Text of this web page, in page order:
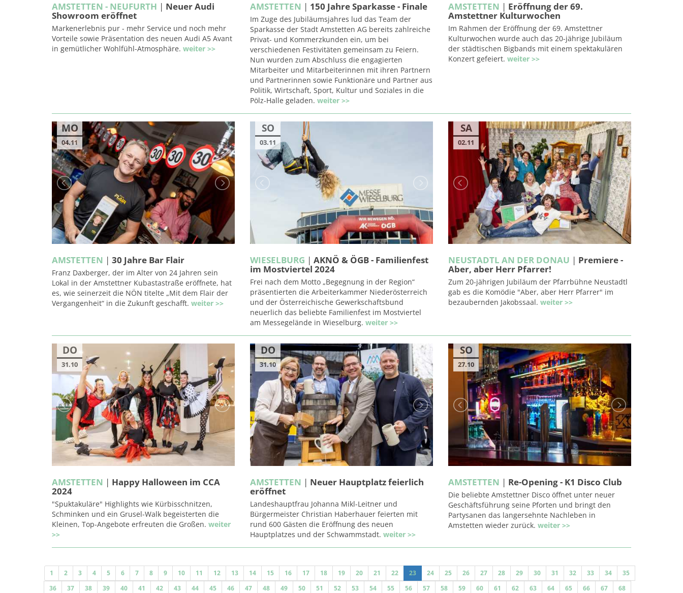
AMSTETTEN - NEUFURTH | Neuer Audi
Showroom eröffnet
Markenerlebnis pur - mehr Service und noch mehr
Vorteile sowie Präsentation des neuen Audi A5 Avant
in gemütlicher Wohlfühl-Atmosphäre. weiter >>
AMSTETTEN | 150 Jahre Sparkasse - Finale
Im Zuge des Jubiläumsjahres lud das Team der
Sparkasse der Stadt Amstetten AG bereits zahlreiche
Privat- und Kommerzkunden ein, um bei
verschiedenen Festivitäten gemeinsam zu Feiern.
Nun wurden zum Abschluss die engagierten
Mitarbeiter und Mitarbeiterinnen mit ihren Partnern
und Partnerinnen sowie Funktionäre und Partner aus
Politik, Wirtschaft, Sport, Kultur und Soziales in die
Pölz-Halle geladen. weiter >>
AMSTETTEN | Eröffnung der 69.
Amstettner Kulturwochen
Im Rahmen der Eröffnung der 69. Amstettner
Kulturwochen wurde auch das 20-jährige Jubiläum
der städtischen Bigbands mit einem spektakulären
Konzert gefeiert. weiter >>
MO
04.11
AMSTETTEN | 30 Jahre Bar Flair
Franz Daxberger, der im Alter von 24 Jahren sein
Lokal in der Amstettner Kubastastraße eröffnete, hat
es, wie seinerzeit die NÖN titelte „Mit dem Flair der
Vergangenheit“ in die Zukunft geschafft. weiter >>
SO
03.11
WIESELBURG | AKNÖ & ÖGB - Familienfest
im Mostviertel 2024
Frei nach dem Motto „Begegnung in der Region“
präsentierten die Arbeiterkammer Niederösterreich
und der Österreichische Gewerkschaftsbund
neuerlich das beliebte Familienfest im Mostviertel
am Messegelände in Wieselburg. weiter >>
SA
02.11
NEUSTADTL AN DER DONAU | Premiere -
Aber, aber Herr Pfarrer!
Zum 20-jährigen Jubiläum der Pfarrbühne Neustadtl
gab es die Komödie "Aber, aber Herr Pfarrer" im
bezaubernden Jakobssaal. weiter >>
DO
31.10
AMSTETTEN | Happy Halloween im CCA
2024
"Spuktakuläre" Highlights wie Kürbisschnitzen,
Schminken und ein Grusel-Walk begeisterten die
Kleinen, Top-Angebote erfreuten die Großen. weiter
>>
DO
31.10
AMSTETTEN | Neuer Hauptplatz feierlich
eröffnet
Landeshauptfrau Johanna Mikl-Leitner und
Bürgermeister Christian Haberhauer feierten mit
rund 600 Gästen die Eröffnung des neuen
Hauptplatzes und der Schwammstadt. weiter >>
SO
27.10
AMSTETTEN | Re-Opening - K1 Disco Club
Die beliebte Amstettner Disco öffnet unter neuer
Geschäftsführung seine Pforten und bringt den
Partysanen das langersehnte Nachleben in
Amstetten wieder zurück. weiter >>
1 2 3 4 5 6 7 8 9 10 11 12 13 14 15 16 17 18 19 20 21 22 23 24 25 26 27 28 29 30 31 32 33 34
35
36
37 38 39 40 41 42 43 44 45 46 47 48 49 50 51 52 53 54 55 56 57 58 59 60 61 62 63 64 65 66 67 68